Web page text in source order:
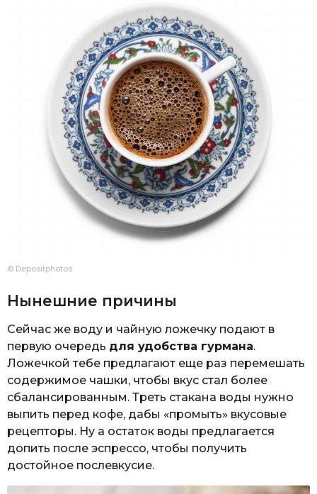
© Depositphotos
Нынешние причины
Сейчас же воду и чайную ложечку подают в
первую очередь для удобства гурмана.
Ложечкой тебе предлагают еще раз перемешать
содержимое чашки, чтобы вкус стал более
сбалансированным. Треть стакана воды нужно
выпить перед кофе, дабы «промыть» вкусовые
рецепторы. Ну а остаток воды предлагается
допить после эспрессо, чтобы получить
достойное послевкусие.